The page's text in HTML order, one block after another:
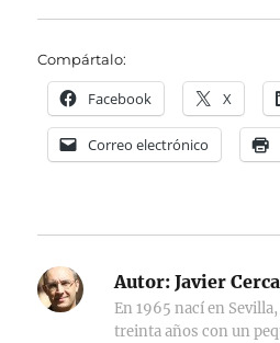
Compártalo:
Facebook X
Correo electrónico
Autor: Javier
En 1965 nací en
treinta años con un